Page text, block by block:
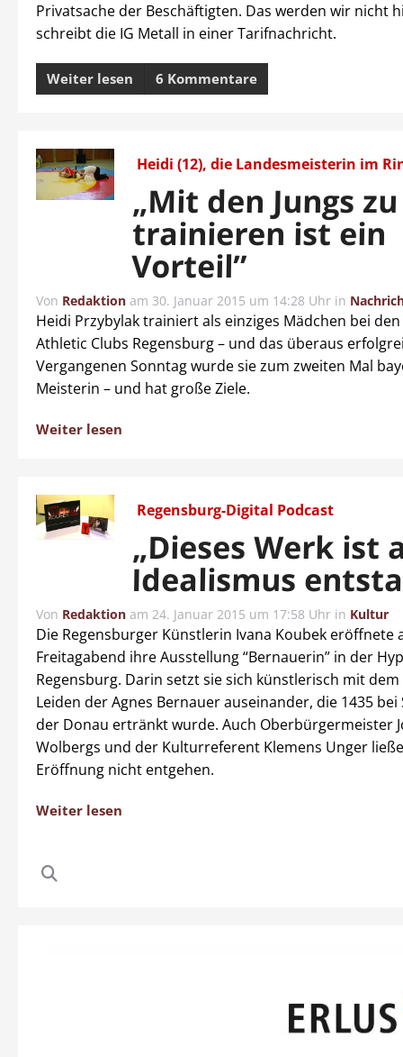
Privatsache der Beschäftigten. Das werden wir nicht
schreibt die IG Metall in einer Tarifnachricht.
Weiter lesen 6 Kommentare
Heidi (12), die Landesmeisterin im
„Mit den Jungs zu
trainieren ist ein
Vorteil”
Von Redaktion am 30. Januar 2015 um 14:28 Uhr in
Heidi Przybylak trainiert als einziges Mädchen bei
Athletic Clubs Regensburg – und das überaus
Vergangenen Sonntag wurde sie zum zweiten Mal
Meisterin – und hat große Ziele.
Weiter lesen
Regensburg-Digital Podcast
„Dieses Werk ist
Idealismus
Von Redaktion am 24. Januar 2015 um 17:58 Uhr in Kultur
Die Regensburger Künstlerin Ivana Koubek eröffnete
Freitagabend ihre Ausstellung “Bernauerin” in der
Regensburg. Darin setzt sie sich künstlerisch mit
Leiden der Agnes Bernauer auseinander, die 1435
der Donau ertränkt wurde. Auch Oberbürgermeister
Wolbergs und der Kulturreferent Klemens Unger
Eröffnung nicht entgehen.
Weiter lesen